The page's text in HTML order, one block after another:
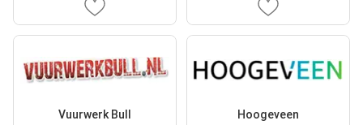
Vuurwerk Bull Hoogeveen